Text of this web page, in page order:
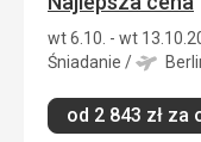
wt 6.10. - wt
Śniadanie /
od 2 843 zł za